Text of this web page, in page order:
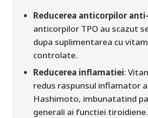
Reducerea anticorpilor
anticorpilor TPO au scazut
dupa suplimentarea cu
controlate.
Reducerea inflamatiei:
redus raspunsul inflamator
Hashimoto, imbunatatind
generali ai functiei tiroidiene.